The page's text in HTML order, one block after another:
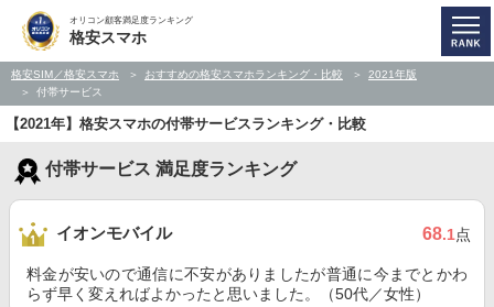
オリコン顧客満足度ランキング
格安スマホ
格安SIM／格安スマホ おすすめの格安スマホランキング・比較
2021年版
付帯サービス
【2021年】格安スマホの付帯サービスランキング・比較
付帯サービス 満足度ランキング
イオンモバイル 68.1点
料金が安いので通信に不安がありましたが普通に今までとかわ
らず早く変えればよかったと思いました。（50代／女性）